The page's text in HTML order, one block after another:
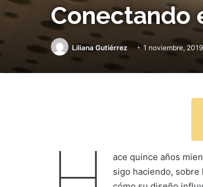
Conectando
Liliana Gutiérrez 1 noviembre, 2019
ace quince años
sigo haciendo, sobre